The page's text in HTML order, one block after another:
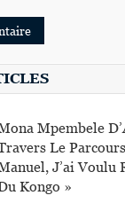
Mpembele
Le
J’ai Voulu
Kongo »